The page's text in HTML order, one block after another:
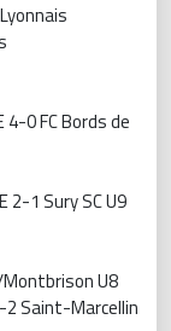
4-0 FC Bords de
2-1 Sury SC U9
Montbrison U8
2 Saint-Marcellin